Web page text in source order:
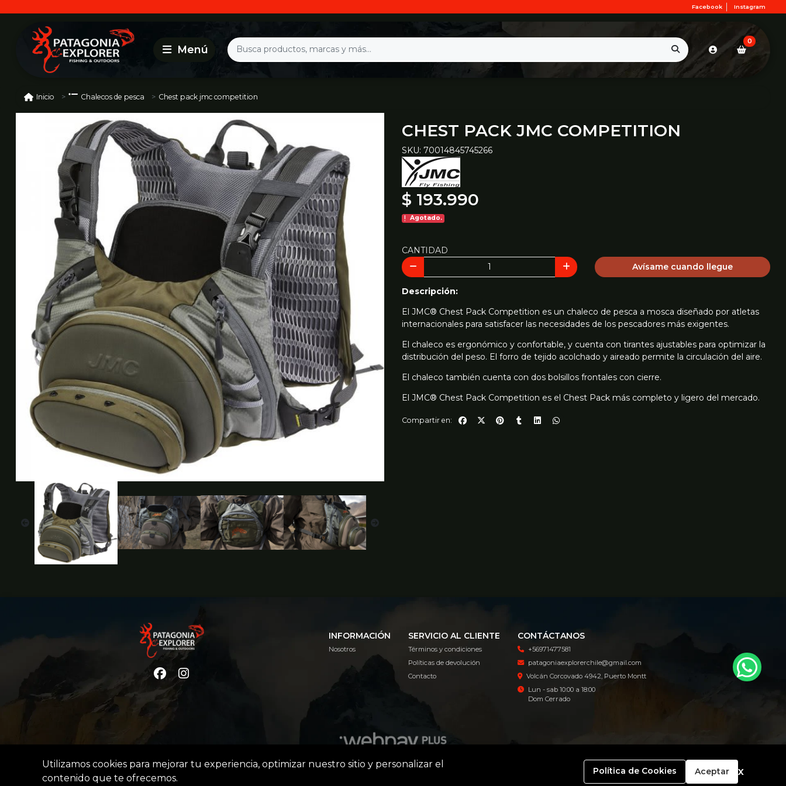
Facebook Instagram
0
Inicio Chalecos de pesca Chest pack jmc competition
CHEST PACK JMC COMPETITION
SKU: 70014845745266
$ 193.990
Agotado.
CANTIDAD
Avísame cuando llegue
Descripción:
El JMC® Chest Pack Competition es un chaleco de pesca a mosca diseñado por atletas
internacionales para satisfacer las necesidades de los pescadores más exigentes.
El chaleco es ergonómico y confortable, y cuenta con tirantes ajustables para optimizar la
distribución del peso. El forro de tejido acolchado y aireado permite la circulación del aire.
El chaleco también cuenta con dos bolsillos frontales con cierre.
El JMC® Chest Pack Competition es el Chest Pack más completo y ligero del mercado.
Compartir en:
INFORMACIÓN
Nosotros
SERVICIO AL CLIENTE
Términos y condiciones
Políticas de devolución
Contacto
CONTÁCTANOS
+56971477581
patagoniaexplorerchile@gmail.com
Volcán Corcovado 4942, Puerto Montt
Lun - sab 10:00 a 18:00
Dom Cerrado
Utilizamos cookies para mejorar tu experiencia, optimizar nuestro sitio y personalizar el
contenido que te ofrecemos.
Política de Cookies Aceptar x